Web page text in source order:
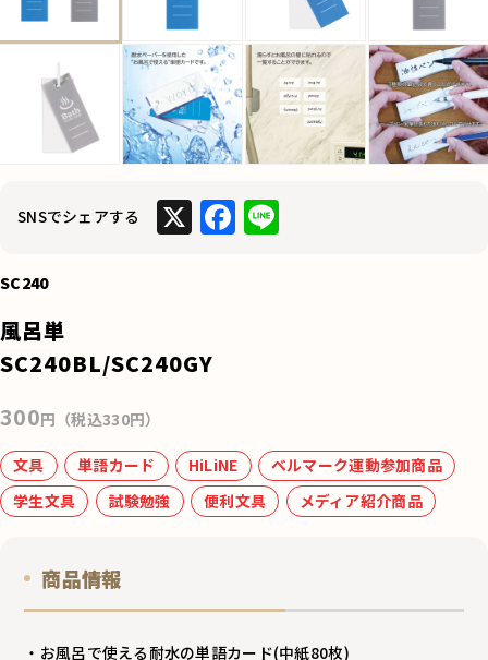
SNSでシェアする X F
k
Li
SC240
風呂単
SC240BL/SC240GY
300円（税込330円）
文具 単語カード HiLiNE
ベルマーク運動参加商品
学生文具
試験勉強 便利文具 メディア紹介商品
商品情報
・お風呂で使える耐水の単語カード(中紙80枚)